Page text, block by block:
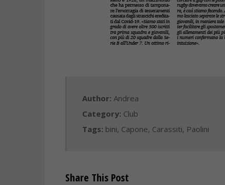
Author: Andrea
Category: Club
Tags: bini, Capone, Carassiti, Paolini
Share This Post